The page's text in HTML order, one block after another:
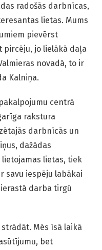
radošās darbnīcas,
lietas. Mums
pievērst
pircēju, jo lielākā daļa
novadā, to ir
Kalniņa.
centrā
rakstura
darbnīcās un
dažādas
lietas, tiek
savu iespēju labākai
darba tirgū
Mēs īsā laikā
bet